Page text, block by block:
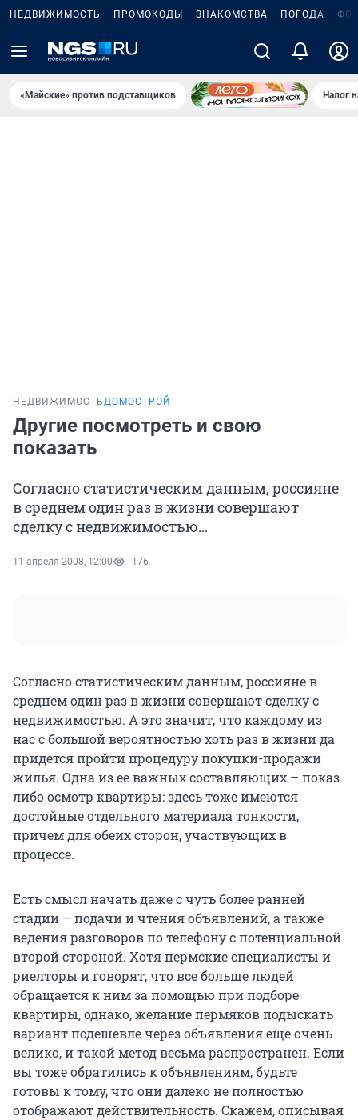
НЕДВИЖИМОСТЬ ПРОМОКОДЫ ЗНАКОМСТВА ПОГОДА
«Майские» против подставщиков Налог
НЕДВИЖИМОСТЬДОМОСТРОЙ
Другие посмотреть и свою
показать
Согласно статистическим данным, россияне
в среднем один раз в жизни совершают
сделку с недвижимостью...
11 апреля 2008, 12:00 176
Согласно статистическим данным, россияне в
среднем один раз в жизни совершают сделку с
недвижимостью. А это значит, что каждому из
нас с большой вероятностью хоть раз в жизни да
придется пройти процедуру покупки-продажи
жилья. Одна из ее важных составляющих – показ
либо осмотр квартиры: здесь тоже имеются
достойные отдельного материала тонкости,
причем для обеих сторон, участвующих в
процессе.
Есть смысл начать даже с чуть более ранней
стадии – подачи и чтения объявлений, а также
ведения разговоров по телефону с потенциальной
второй стороной. Хотя пермские специалисты и
риелторы и говорят, что все больше людей
обращается к ним за помощью при подборе
квартиры, однако, желание пермяков подыскать
вариант подешевле через объявления еще очень
велико, и такой метод весьма распространен. Если
вы тоже обратились к объявлениям, будьте
готовы к тому, что они далеко не полностью
отображают действительность. Скажем, описывая